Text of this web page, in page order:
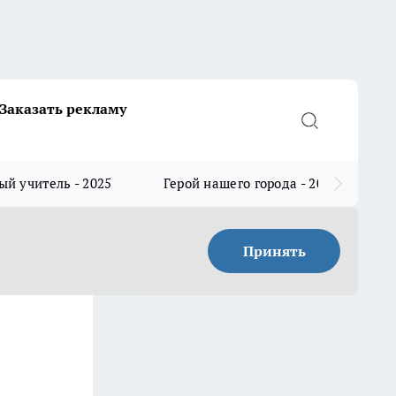
Заказать рекламу
учитель - 2025 Герой нашего города - 2025
Принять